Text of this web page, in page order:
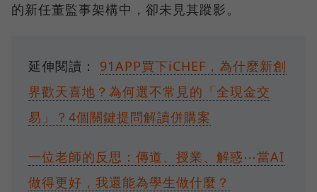
的新任董監事架構中，卻未見其蹤影。
延伸閱讀： 91APP買下iCHEF，為什麼新創
界歡天喜地？為何選不常見的「全現金交
易」？4個關鍵提問解讀併購案
一位老師的反思：傳道、授業、解惑⋯當AI
做得更好，我還能為學生做什麼？